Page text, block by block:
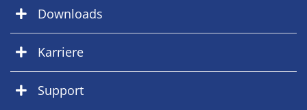
Downloads
Karriere
Support